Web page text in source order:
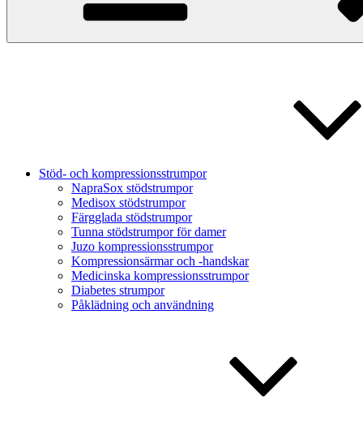
Stöd- och kompressionsstrumpor
NapraSox stödstrumpor
Medisox stödstrumpor
Färgglada stödstrumpor
Tunna stödstrumpor för damer
Juzo kompressionsstrumpor
Kompressionsärmar och -handskar
Medicinska kompressionsstrumpor
Diabetes strumpor
Påklädning och användning